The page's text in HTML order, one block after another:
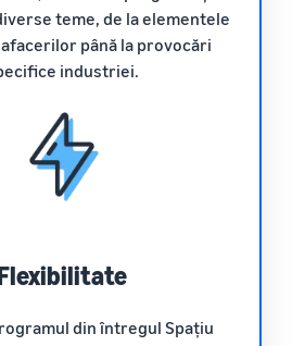
teme, de la elementele
afacerilor până la provocări
industriei.
din întregul Spațiu